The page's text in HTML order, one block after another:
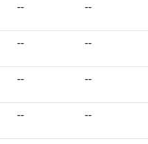
-- --
-- --
-- --
-- --